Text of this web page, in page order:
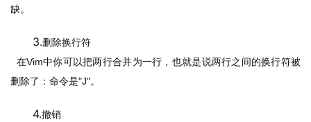
缺。
3.删除换行符
在Vim中你可以把两行合并为一行，也就是说两行之间的换行符被
删除了：命令是"J"。
4.撤销